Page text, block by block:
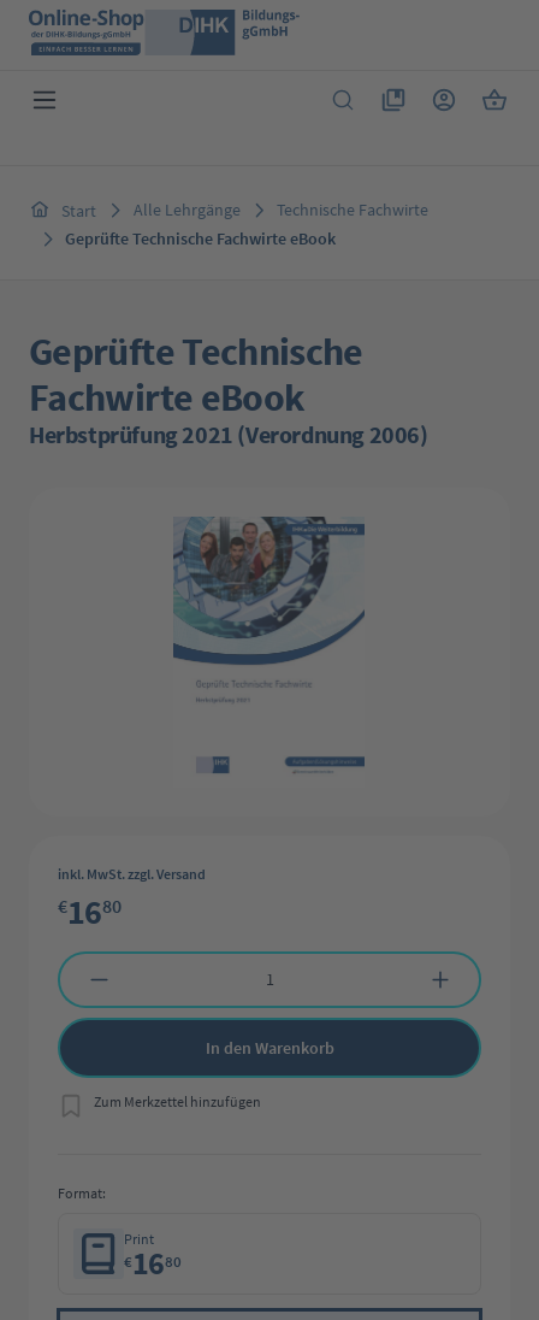
Zum Hauptinhalt springen
Du hast 0 Produkte
Start Alle Lehrgänge
Technische Fachwirte
Geprüfte Technische Fachwirte eBook
Geprüfte Technische
Fachwirte eBook
Herbstprüfung 2021 (Verordnung 2006)
inkl. MwSt. zzgl. Versand
€1680
Produkt Anzahl: Gib den gewünschten Wert ein oder benutze die
In den Warenkorb
Zum Merkzettel hinzufügen
Format:
Print
€1680